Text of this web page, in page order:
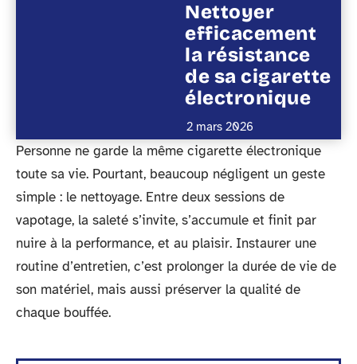
Nettoyer
efficacement
la résistance
de sa cigarette
électronique
2 mars 2026
Personne ne garde la même cigarette électronique
toute sa vie. Pourtant, beaucoup négligent un geste
simple : le nettoyage. Entre deux sessions de
vapotage, la saleté s’invite, s’accumule et finit par
nuire à la performance, et au plaisir. Instaurer une
routine d’entretien, c’est prolonger la durée de vie de
son matériel, mais aussi préserver la qualité de
chaque bouffée.